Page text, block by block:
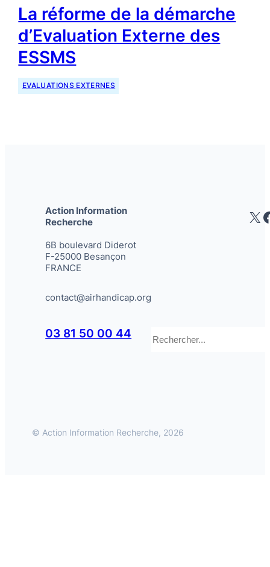
La réforme de la démarche
d’Evaluation Externe des
ESSMS
EVALUATIONS EXTERNES
Action Information
Recherche
6B boulevard Diderot
F-25000 Besançon
FRANCE
contact@airhandicap.org
03 81 50 00 44
X
© Action Information Recherche, 2026